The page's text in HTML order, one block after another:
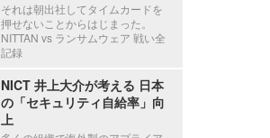
それは朝出社してタイムカードを
押せないことからはじまった。
NITTAN vs ランサムウェア 戦い全
記録
NICT 井上大介が考える 日本
の「セキュリティ自給率」向
上